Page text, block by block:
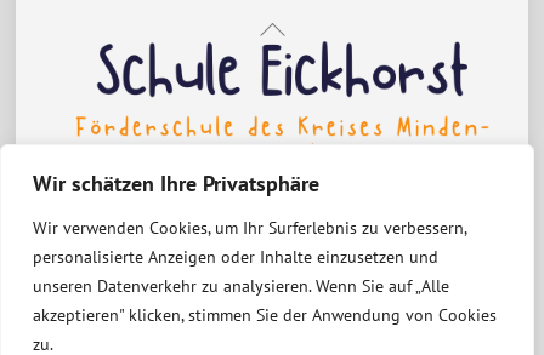
Wir schätzen Ihre Privatsphäre
Wir verwenden Cookies, um Ihr Surferlebnis zu verbessern,
personalisierte Anzeigen oder Inhalte einzusetzen und
unseren Datenverkehr zu analysieren. Wenn Sie auf „Alle
akzeptieren" klicken, stimmen Sie der Anwendung von Cookies
zu.
Back
To
Top
Erklärung zur Barrierefreiheit
Datenschutzerklärung
Impressum